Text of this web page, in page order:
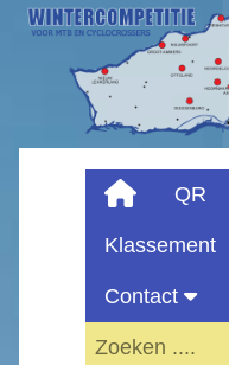
QR
Klassement
Contact